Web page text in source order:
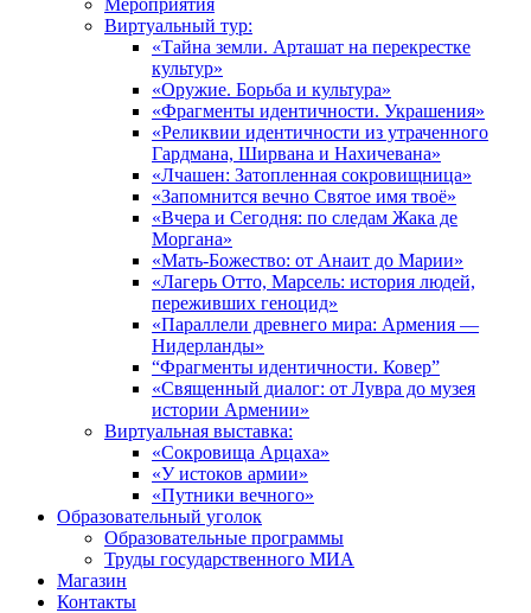
Мероприятия
Виртуальный тур:
«Тайна земли. Арташат на перекрестке
культур»
«Оружие. Борьба и культура»
«Фрагменты идентичности. Украшения»
«Реликвии идентичности из утраченного
Гардмана, Ширвана и Нахичевана»
«Лчашен: Затопленная сокровищница»
«Запомнится вечно Святое имя твоё»
«Вчера и Сегодня: по следам Жака де
Моргана»
«Мать-Божество: от Анаит до Марии»
«Лагерь Отто, Марсель: история людей,
переживших геноцид»
«Параллели древнего мира: Армения —
Нидерланды»
“Фрагменты идентичности. Ковер”
«Священный диалог: от Лувра до музея
истории Армении»
Виртуальная выставка:
«Сокровища Арцаха»
«У истоков армии»
«Путники вечного»
Образовательный уголок
Образовательные программы
Труды государственного МИА
Магазин
Контакты